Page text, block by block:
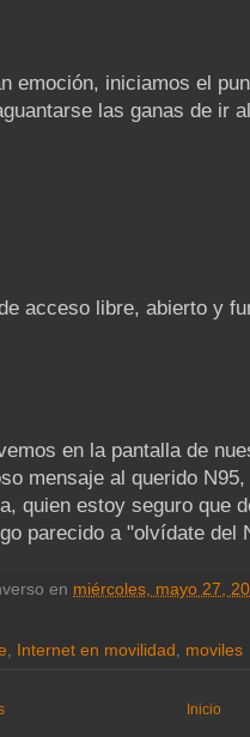
emoción, iniciamos el
las ganas de ir
acceso libre, abierto y
en la pantalla de
mensaje al querido
quien estoy seguro que
parecido a "olvídate del
en miércoles, mayo 27,
, Internet en movilidad , moviles
Inicio